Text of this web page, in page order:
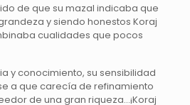
de que su mazal indicaba que
y siendo honestos Koraj
cualidades que pocos
y conocimiento, su sensibilidad
a que carecía de refinamiento
de una gran riqueza…¡Koraj